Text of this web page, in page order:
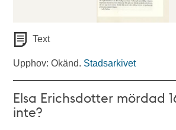
Text
Upphov: Okänd. Stadsarkivet
Elsa Erichsdotter mördad
inte?